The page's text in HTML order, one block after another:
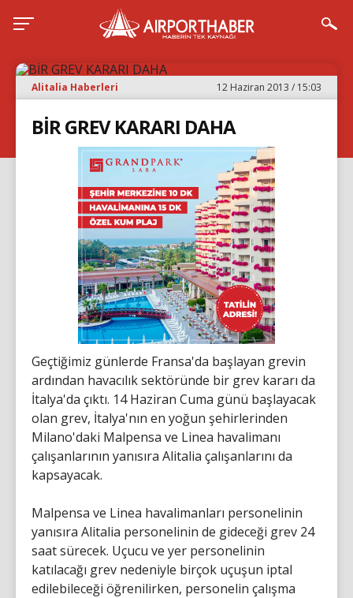
Alitalia Haberleri 12 Haziran 2013 / 15:03
BİR GREV KARARI DAHA
Geçtiğimiz günlerde Fransa'da başlayan grevin
ardından havacılık sektöründe bir grev kararı da
İtalya'da çıktı. 14 Haziran Cuma günü başlayacak
olan grev, İtalya'nın en yoğun şehirlerinden
Milano'daki Malpensa ve Linea havalimanı
çalışanlarının yanısıra Alitalia çalışanlarını da
kapsayacak.
Malpensa ve Linea havalimanları personelinin
yanısıra Alitalia personelinin de gideceği grev 24
saat sürecek. Uçucu ve yer personelinin
katılacağı grev nedeniyle birçok uçuşun iptal
edilebileceği öğrenilirken, personelin çalışma